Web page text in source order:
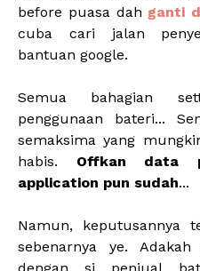
before puasa dah ganti
cuba cari jalan
bantuan google.
Semua bahagian
penggunaan bateri...
semaksima yang
habis. Offkan data
application pun sudah...
Namun, keputusannya
sebenarnya ye.